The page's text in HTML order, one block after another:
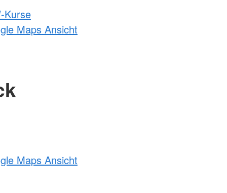
Kurse
Maps Ansicht
Maps Ansicht